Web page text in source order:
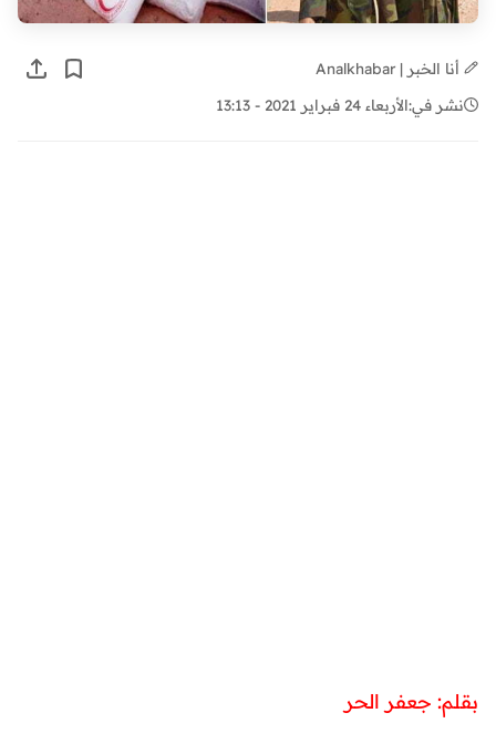
أنا الخبر | Analkhabar
نشر في:الأربعاء 24 فبراير 2021 - 13:13
بقلم: جعفر الحر